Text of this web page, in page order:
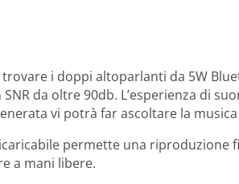
i doppi altoparlanti da 5W
da oltre 90db. L’esperienza di
vi potrà far ascoltare la
permette una riproduzione
a mani libere.